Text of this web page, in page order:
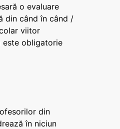
o evaluare
din când în când /
viitor
este obligatorie
din
în niciun